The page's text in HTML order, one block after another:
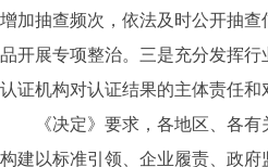
增加抽查频次，依法及时公开抽
品开展专项整治。三是充分发挥
认证机构对认证结果的主体责任
《决定》要求，各地区、各有
构建以标准引领、企业履责、政